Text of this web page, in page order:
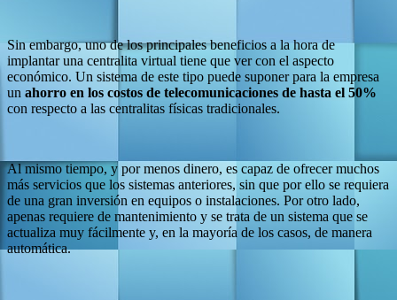
Sin embargo, uno de los principales beneficios a la hora de
implantar una centralita virtual tiene que ver con el aspecto
económico. Un sistema de este tipo puede suponer para la empresa
un ahorro en los costos de telecomunicaciones de hasta el 50%
con respecto a las centralitas físicas tradicionales.
Al mismo tiempo, y por menos dinero, es capaz de ofrecer muchos
más servicios que los sistemas anteriores, sin que por ello se requiera
de una gran inversión en equipos o instalaciones. Por otro lado,
apenas requiere de mantenimiento y se trata de un sistema que se
actualiza muy fácilmente y, en la mayoría de los casos, de manera
automática.